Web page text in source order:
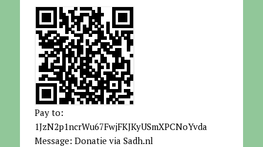
Pay to:
1JzN2p1ncrWu67FwjFKJKyUSmXPCNoYvda
Message: Donatie via Sadh.nl